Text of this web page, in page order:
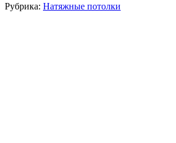
Рубрика: Натяжные потолки